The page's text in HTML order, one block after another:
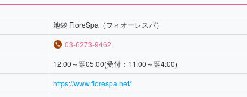
池袋 FioreSpa（フィオーレスパ）
03-6273-9462
12:00～翌05:00(受付：11:00～翌4:00)
https://www.fiorespa.net/